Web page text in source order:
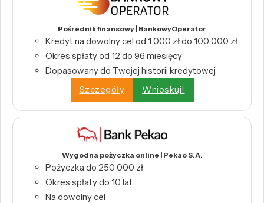
Pośrednik finansowy | BankowyOperator
Kredyt na dowolny cel od 1 000 zł do 100 000 zł
Okres spłaty od 12 do 96 miesięcy
Dopasowany do Twojej historii kredytowej
Szczegóły
Wnioskuj!
Wygodna pożyczka online | Pekao S.A.
Pożyczka do 250 000 zł
Okres spłaty do 10 lat
Na dowolny cel